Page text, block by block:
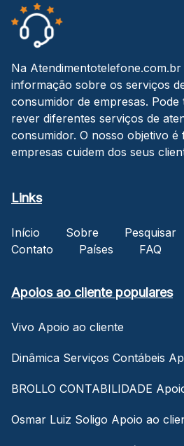
Na
informação sobre os serviços
consumidor de empresas. Pode
rever diferentes serviços de
consumidor. O nosso objetivo é
empresas cuidem dos seus
Links
Início Sobre Pesquisar
Contato
Países FAQ
Apoios ao cliente populares
Vivo Apoio ao cliente
Dinâmica Serviços Contábeis
BROLLO CONTABILIDADE
Osmar Luiz Soligo Apoio ao